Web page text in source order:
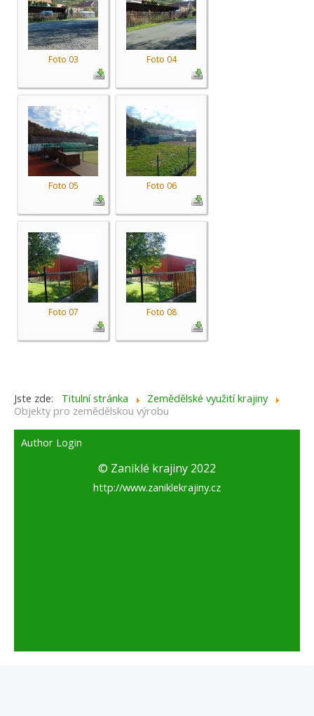
Foto 03 Foto 04
Foto 05 Foto 06
Foto 07 Foto 08
Jste zde: Titulní stránka
Zemědělské využití krajiny
Objekty pro zemědělskou výrobu
Author Login
© Zaniklé krajiny 2022
http://www.zaniklekrajiny.cz